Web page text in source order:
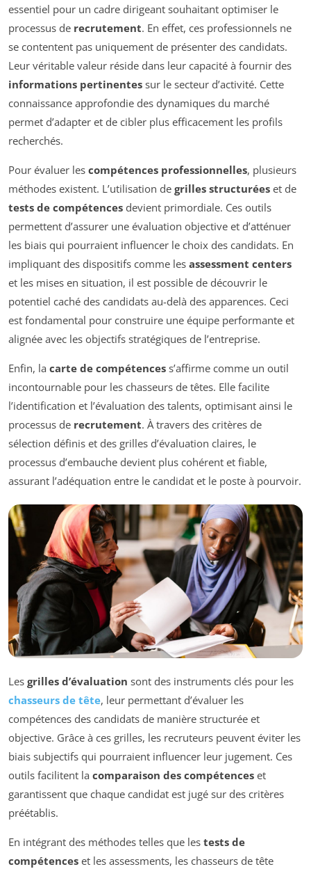
essentiel pour un cadre dirigeant souhaitant optimiser le
processus de recrutement. En effet, ces professionnels ne
se contentent pas uniquement de présenter des candidats.
Leur véritable valeur réside dans leur capacité à fournir des
informations pertinentes sur le secteur d’activité. Cette
connaissance approfondie des dynamiques du marché
permet d’adapter et de cibler plus efficacement les profils
recherchés.
Pour évaluer les compétences professionnelles, plusieurs
méthodes existent. L’utilisation de grilles structurées et de
tests de compétences devient primordiale. Ces outils
permettent d’assurer une évaluation objective et d’atténuer
les biais qui pourraient influencer le choix des candidats. En
impliquant des dispositifs comme les assessment centers
et les mises en situation, il est possible de découvrir le
potentiel caché des candidats au-delà des apparences. Ceci
est fondamental pour construire une équipe performante et
alignée avec les objectifs stratégiques de l’entreprise.
Enfin, la carte de compétences s’affirme comme un outil
incontournable pour les chasseurs de têtes. Elle facilite
l’identification et l’évaluation des talents, optimisant ainsi le
processus de recrutement. À travers des critères de
sélection définis et des grilles d’évaluation claires, le
processus d’embauche devient plus cohérent et fiable,
assurant l’adéquation entre le candidat et le poste à pourvoir.
Les grilles d’évaluation sont des instruments clés pour les
chasseurs de tête, leur permettant d’évaluer les
compétences des candidats de manière structurée et
objective. Grâce à ces grilles, les recruteurs peuvent éviter les
biais subjectifs qui pourraient influencer leur jugement. Ces
outils facilitent la comparaison des compétences et
garantissent que chaque candidat est jugé sur des critères
préétablis.
En intégrant des méthodes telles que les tests de
compétences et les assessments, les chasseurs de tête